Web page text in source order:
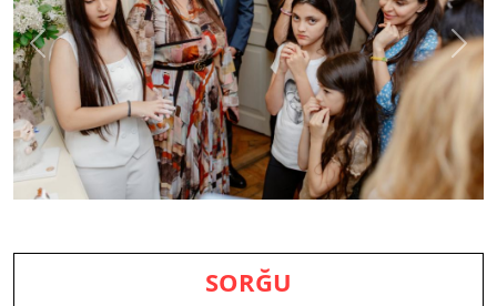
Previous Next
SORĞU